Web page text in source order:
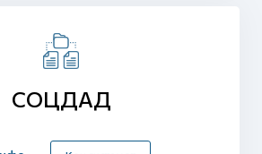
СОЦДАД